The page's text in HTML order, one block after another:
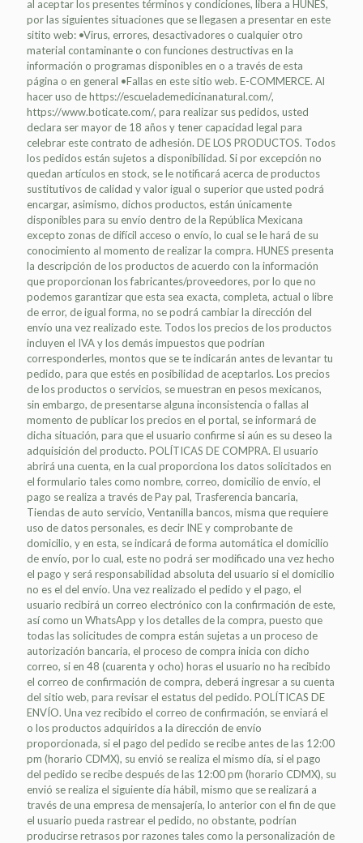
al aceptar los presentes términos y condiciones, libera a HUNES,
por las siguientes situaciones que se llegasen a presentar en este
sitito web: •Virus, errores, desactivadores o cualquier otro
material contaminante o con funciones destructivas en la
información o programas disponibles en o a través de esta
página o en general •Fallas en este sitio web. E-COMMERCE. Al
hacer uso de https://escuelademedicinanatural.com/,
https://www.boticate.com/, para realizar sus pedidos, usted
declara ser mayor de 18 años y tener capacidad legal para
celebrar este contrato de adhesión. DE LOS PRODUCTOS. Todos
los pedidos están sujetos a disponibilidad. Si por excepción no
quedan artículos en stock, se le notificará acerca de productos
sustitutivos de calidad y valor igual o superior que usted podrá
encargar, asimismo, dichos productos, están únicamente
disponibles para su envío dentro de la República Mexicana
excepto zonas de difícil acceso o envío, lo cual se le hará de su
conocimiento al momento de realizar la compra. HUNES presenta
la descripción de los productos de acuerdo con la información
que proporcionan los fabricantes/proveedores, por lo que no
podemos garantizar que esta sea exacta, completa, actual o libre
de error, de igual forma, no se podrá cambiar la dirección del
envío una vez realizado este. Todos los precios de los productos
incluyen el IVA y los demás impuestos que podrían
corresponderles, montos que se te indicarán antes de levantar tu
pedido, para que estés en posibilidad de aceptarlos. Los precios
de los productos o servicios, se muestran en pesos mexicanos,
sin embargo, de presentarse alguna inconsistencia o fallas al
momento de publicar los precios en el portal, se informará de
dicha situación, para que el usuario confirme si aún es su deseo la
adquisición del producto. POLÍTICAS DE COMPRA. El usuario
abrirá una cuenta, en la cual proporciona los datos solicitados en
el formulario tales como nombre, correo, domicilio de envío, el
pago se realiza a través de Pay pal, Trasferencia bancaria,
Tiendas de auto servicio, Ventanilla bancos, misma que requiere
uso de datos personales, es decir INE y comprobante de
domicilio, y en esta, se indicará de forma automática el domicilio
de envío, por lo cual, este no podrá ser modificado una vez hecho
el pago y será responsabilidad absoluta del usuario si el domicilio
no es el del envío. Una vez realizado el pedido y el pago, el
usuario recibirá un correo electrónico con la confirmación de este,
así como un WhatsApp y los detalles de la compra, puesto que
todas las solicitudes de compra están sujetas a un proceso de
autorización bancaria, el proceso de compra inicia con dicho
correo, si en 48 (cuarenta y ocho) horas el usuario no ha recibido
el correo de confirmación de compra, deberá ingresar a su cuenta
del sitio web, para revisar el estatus del pedido. POLÍTICAS DE
ENVÍO. Una vez recibido el correo de confirmación, se enviará el
o los productos adquiridos a la dirección de envío
proporcionada, si el pago del pedido se recibe antes de las 12:00
pm (horario CDMX), su envió se realiza el mismo día, si el pago
del pedido se recibe después de las 12:00 pm (horario CDMX), su
envió se realiza el siguiente día hábil, mismo que se realizará a
través de una empresa de mensajería, lo anterior con el fin de que
el usuario pueda rastrear el pedido, no obstante, podrían
producirse retrasos por razones tales como la personalización de